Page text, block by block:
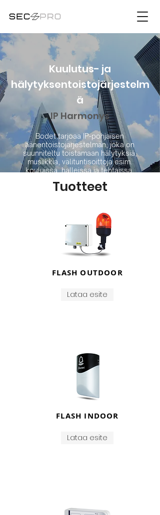
Kuulutus- ja
hälytyksentoistojärjestelm
ä
IP Harmonys
Bodet tarjoaa IP-pohjaisen
äänentoistojärjestelmän, joka on
suunniteltu toistamaan hälytyksiä,
musiikkia, välituntisoittoja esim.
kouluissa, halleissa ja tehtaissa.
hälytyksentoistojärjestelmä
Sisä- ja ulkokaiuttimet
kellojen,
Sisä- ja ulkovilkut synkronoitu
Tuotteet
FLASH OUTDOOR
Lataa esite
FLASH INDOOR
Lataa esite